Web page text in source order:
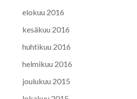
elokuu 2016
kesäkuu 2016
huhtikuu 2016
helmikuu 2016
joulukuu 2015